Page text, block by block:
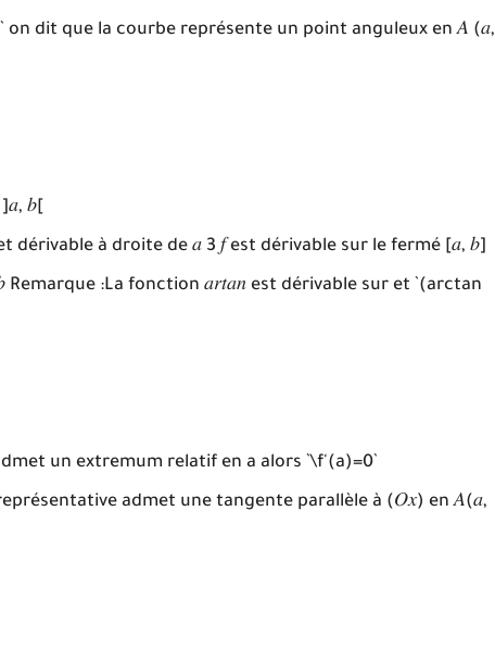
dit que la courbe représente un point anguleux en 𝐴 (𝑎,
𝑏[
à droite de 𝑎 3 𝑓 est dérivable sur le fermé [𝑎, 𝑏]
:La fonction 𝑎𝑟𝑡𝑎𝑛 est dérivable sur et `(arctan
un extremum relatif en a alors `\f'(a)=0`
admet une tangente parallèle à (𝑂𝑥) en 𝐴(𝑎,